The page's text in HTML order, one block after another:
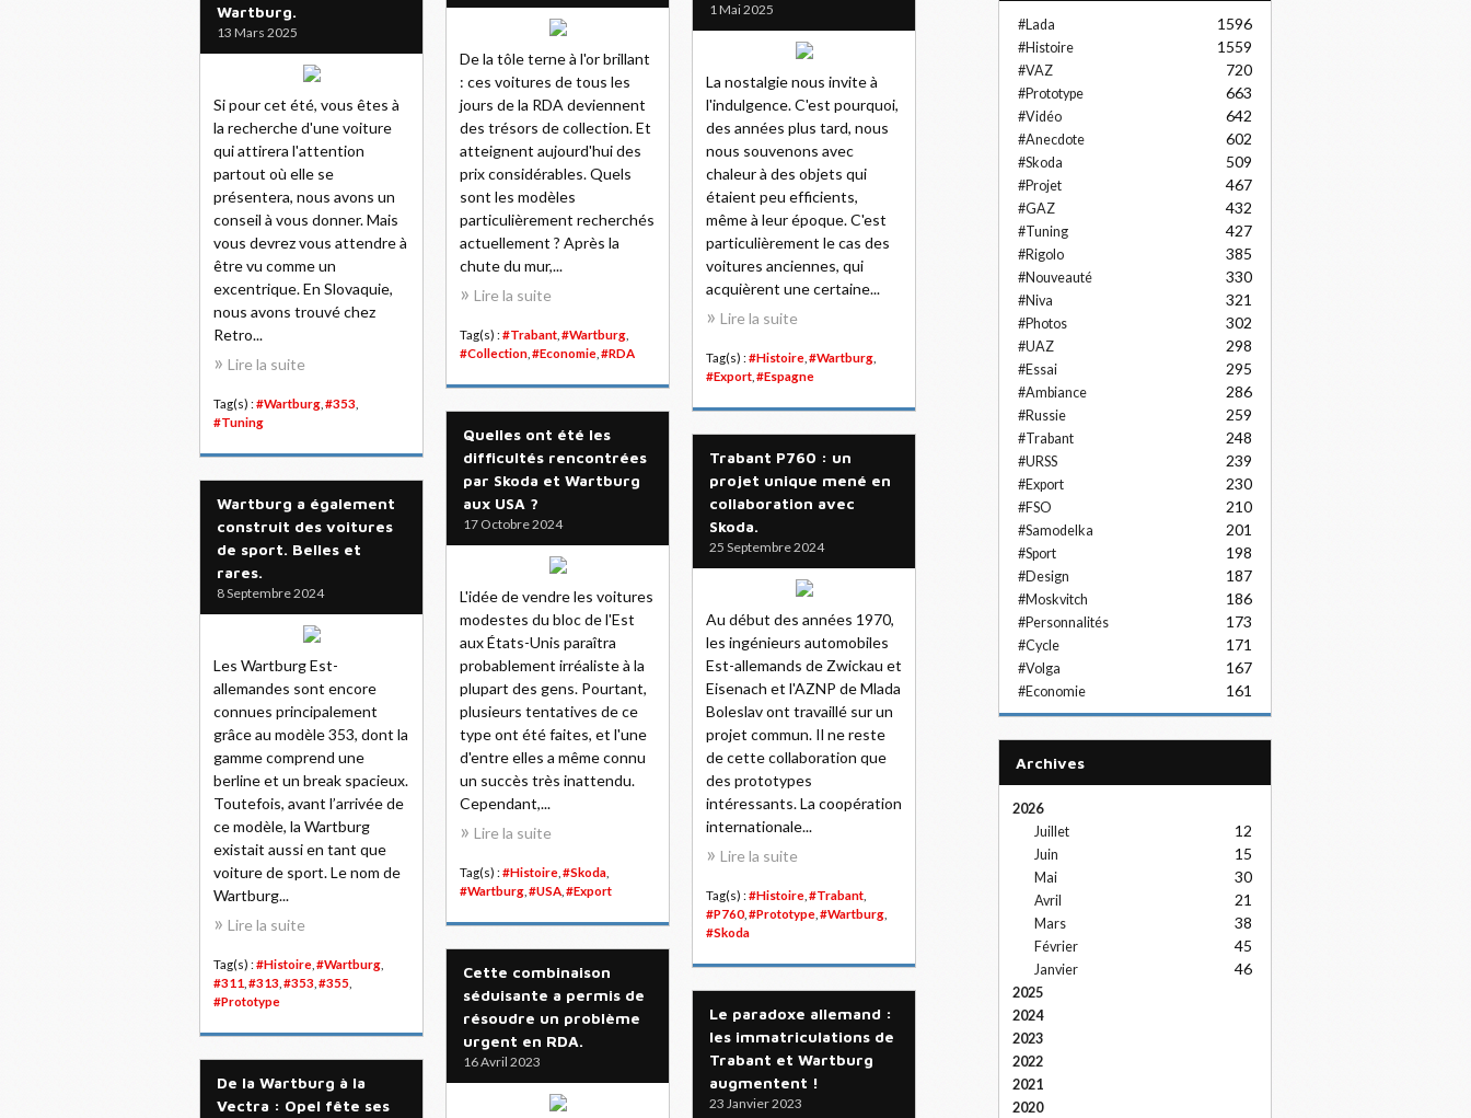
De la tôle terne à l'or brillant
: ces voitures de tous les
jours de la RDA deviennent
des trésors de collection. Et
atteignent aujourd'hui des
prix considérables. Quels
sont les modèles
particulièrement recherchés
actuellement ? Après la
chute du mur,...
Lire la suite
Tag(s) : #Trabant #Wartburg
#Collection #Economie #RDA
1 Mai 2025
La nostalgie nous invite à
l'indulgence. C'est pourquoi,
des années plus tard, nous
nous souvenons avec
chaleur à des objets qui
étaient peu efficients,
même à leur époque. C'est
particulièrement le cas des
voitures anciennes, qui
acquièrent une certaine...
Lire la suite
Tag(s) : #Histoire #Wartburg
#Export #Espagne
Wartburg.
13 Mars 2025
Si pour cet été, vous êtes à
la recherche d'une voiture
qui attirera l'attention
partout où elle se
présentera, nous avons un
conseil à vous donner. Mais
vous devrez vous attendre à
être vu comme un
excentrique. En Slovaquie,
nous avons trouvé chez
Retro...
Lire la suite
Tag(s) : #Wartburg #353
#Tuning
Quelles ont été les
difficultés rencontrées
par Skoda et Wartburg
aux USA ?
17 Octobre 2024
L'idée de vendre les voitures
modestes du bloc de l'Est
aux États-Unis paraîtra
probablement irréaliste à la
plupart des gens. Pourtant,
plusieurs tentatives de ce
type ont été faites, et l'une
d'entre elles a même connu
un succès très inattendu.
Cependant,...
Lire la suite
Tag(s) : #Histoire #Skoda
#Wartburg #USA #Export
Trabant P760 : un
projet unique mené en
collaboration avec
Skoda.
25 Septembre 2024
Au début des années 1970,
les ingénieurs automobiles
Est-allemands de Zwickau et
Eisenach et l'AZNP de Mlada
Boleslav ont travaillé sur un
projet commun. Il ne reste
de cette collaboration que
des prototypes
intéressants. La coopération
internationale...
Lire la suite
Tag(s) : #Histoire #Trabant
#P760, #Prototype #Wartburg
#Skoda
Wartburg a également
construit des voitures
de sport. Belles et
rares.
8 Septembre 2024
Les Wartburg Est-
allemandes sont encore
connues principalement
grâce au modèle 353, dont la
gamme comprend une
berline et un break spacieux.
Toutefois, avant l’arrivée de
ce modèle, la Wartburg
existait aussi en tant que
voiture de sport. Le nom de
Wartburg...
Lire la suite
Tag(s) : #Histoire #Wartburg
#311 #313 #353 #355
#Prototype
Cette combinaison
séduisante a permis de
résoudre un problème
urgent en RDA.
16 Avril 2023
Le paradoxe allemand :
les immatriculations de
Trabant et Wartburg
augmentent !
23 Janvier 2023
De la Wartburg à la
Vectra : Opel fête ses
#Lada 1596
#Histoire 1559
#VAZ 720
#Prototype 663
#Vidéo 642
#Anecdote 602
#Skoda 509
#Projet 467
#GAZ 432
#Tuning 427
#Rigolo 385
#Nouveauté 330
#Niva 321
#Photos 302
#UAZ 298
#Essai 295
#Ambiance 286
#Russie 259
#Trabant 248
#URSS 239
#Export 230
#FSO 210
#Samodelka 201
#Sport 198
#Design 187
#Moskvitch 186
#Personnalités 173
#Cycle 171
#Volga 167
#Economie 161
Archives
2026
Juillet
12
Juin 15
Mai 30
Avril 21
Mars 38
Février 45
Janvier 46
2025
2024
2023
2022
2021
2020